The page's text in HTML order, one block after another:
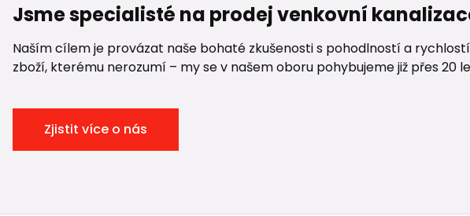
Jsme specialisté na prodej venkovní
Naším cílem je provázat naše bohaté zkušenosti s pohodlností a
zboží, kterému nerozumí – my se v našem oboru pohybujeme již přes
Zjistit více o nás